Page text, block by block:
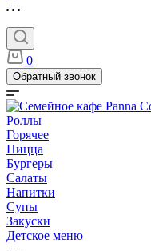
0
Обратный звонок
Роллы
Горячее
Пицца
Бургеры
Салаты
Напитки
Супы
Закуски
Детское меню